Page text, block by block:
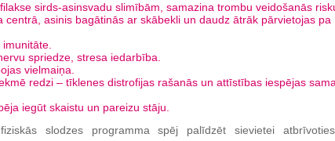
sirds-asinsvadu slimībām, samazina trombu veidošanās
centrā, asinis bagātinās ar skābekli un daudz ātrāk pārvietojas pa
spriedze, stresa iedarbība.
vielmaiņa.
redzi – tīklenes distrofijas rašanās un attīstības iespējas
iegūt skaistu un pareizu stāju.
slodzes programma spēj palīdzēt sievietei